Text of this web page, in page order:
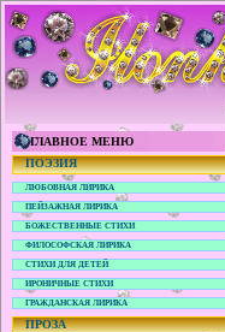
ГЛАВНОЕ МЕНЮ
ПОЭЗИЯ
ЛЮБОВНАЯ ЛИРИКА
ПЕЙЗАЖНАЯ ЛИРИКА
БОЖЕСТВЕННЫЕ СТИХИ
ФИЛОСОФСКАЯ ЛИРИКА
СТИХИ ДЛЯ ДЕТЕЙ
ИРОНИЧНЫЕ СТИХИ
ГРАЖДАНСКАЯ ЛИРИКА
ПРОЗА